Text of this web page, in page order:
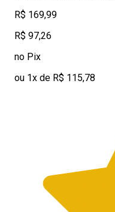
R$ 169,99
R$ 97,26
no Pix
ou 1x de R$ 115,78